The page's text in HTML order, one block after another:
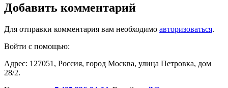
Добавить комментарий
Для отправки комментария вам необходимо авторизоваться.
Войти с помощью:
Адрес: 127051, Россия, город Москва, улица Петровка, дом
28/2.